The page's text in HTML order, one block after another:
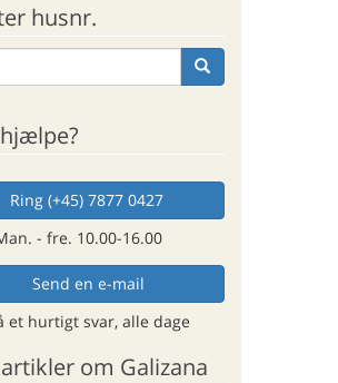
husnr.
Ring (+45) 7877 0427
- fre. 10.00-16.00
Send en e-mail
et hurtigt svar, alle dage
om Galizana